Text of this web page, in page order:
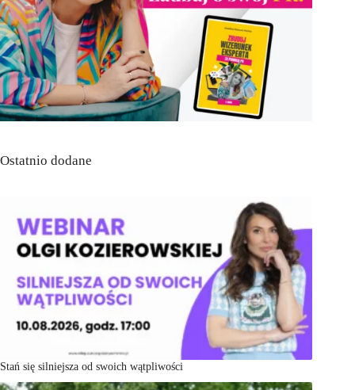
Ostatnio dodane
Stań się silniejsza od swoich wątpliwości